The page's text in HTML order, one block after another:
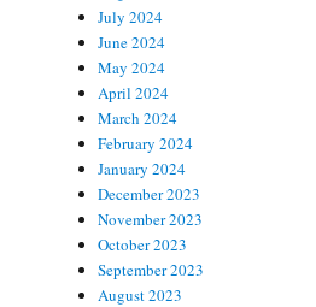
July 2024
June 2024
May 2024
April 2024
March 2024
February 2024
January 2024
December 2023
November 2023
October 2023
September 2023
August 2023